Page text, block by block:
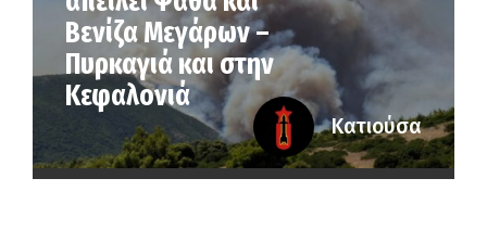
Βενίζα Μεγάρων –
Πυρκαγιά και στην
Κεφαλονιά
Κατιούσα